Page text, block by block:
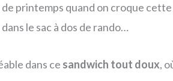
printemps quand on croque
le sac à dos de rando…
dans ce sandwich tout doux,